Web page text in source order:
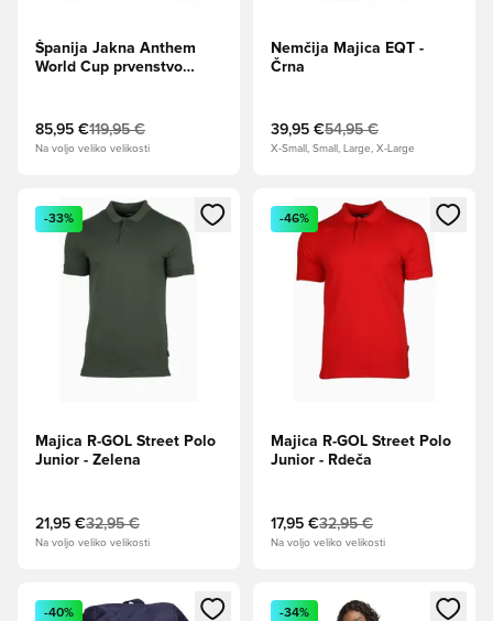
Španija Jakna Anthem
World Cup prvenstvo
85,95 €119,95 €
Na voljo veliko velikosti
Nemčija Majica EQT -
Črna
39,95 €54,95 €
X-Small, Small, Large, X-Large
Odpre Modal za prijavo ali vpis kot član
-33%
Majica R-GOL Street Polo
Junior - Zelena
21,95 €32,95 €
Na voljo veliko velikosti
Odpre Modal za prijavo ali
-46%
Majica R-GOL Street Polo
Junior - Rdeča
17,95 €32,95 €
Na voljo veliko velikosti
Odpre Modal za prijavo ali vpis kot član
-40%
Odpre Modal za prijavo ali
-34%